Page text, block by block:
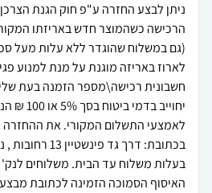
הרכישה כשהמוצר חדש באריזתו
(גם במשלוח שהוגדר ללא עלות מעל
לארוז באריזה מוגנת על מנת למנוע
חשבונית רכישה\מספר הזמנה בעת
יחוייב
לאמצעי התשלום המקורי. את
בכתובת: דרך גד
בעלות משלוח עד הבית. משלוחים לנק'
האיסוף הסמוכה הזמינה לכתובת